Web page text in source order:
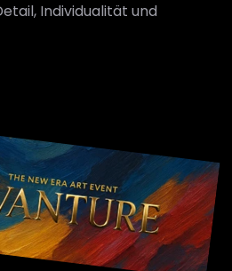
Individualität und